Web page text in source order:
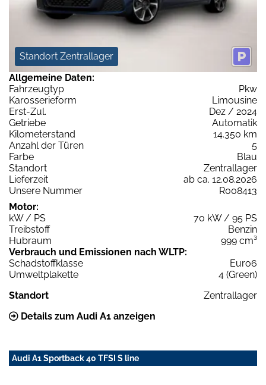
Standort Zentrallager
Allgemeine Daten:
Fahrzeugtyp
Pkw
Karosserieform
Limousine
Erst-Zul.
Dez / 2024
Getriebe
Automatik
Kilometerstand
14.350 km
Anzahl der Türen
5
Farbe
Blau
Standort
Zentrallager
Lieferzeit
ab ca. 12.08.2026
Unsere Nummer
R008413
Motor:
kW / PS
70 kW / 95 PS
Treibstoff
Benzin
Hubraum
999 cm³
Verbrauch und Emissionen nach WLTP:
Schadstoffklasse
Euro6
Umweltplakette
4 (Green)
Standort
Zentrallager
Details zum Audi A1 anzeigen
Audi A1 Sportback 40 TFSI S line